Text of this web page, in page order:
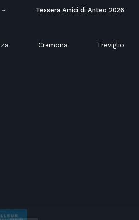
Tessera Amici di Anteo 2026
Cremona Treviglio